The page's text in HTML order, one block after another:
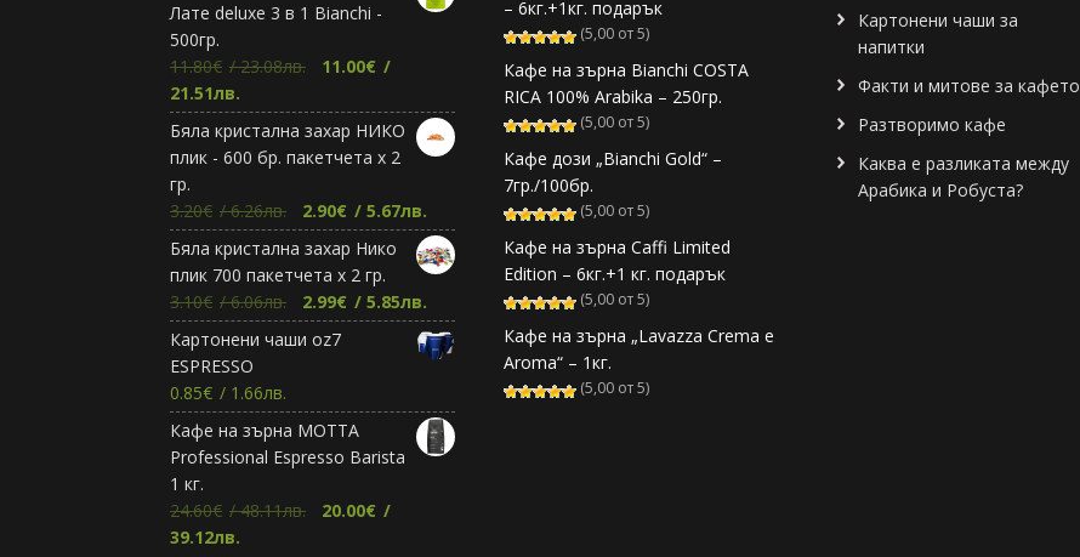
Лате deluxe 3 в 1 Bianchi -
500гр.
11.80€ / 23.08лв.
Original
was:
11.80€.
11.00€ /
21.51лв.
цена
е:
11.00€.
Бяла кристална захар НИКО
плик - 600 бр. пакетчета х 2
гр.
3.20€ / 6.26лв.
Original
price
was:
3.20€.
2.90€ / 5.67лв.Текущата
цена
е:
Бяла кристална захар Нико
плик 700 пакетчета х 2 гр.
3.10€ / 6.06лв.
Original
price
was:
2.99€ / 5.85лв.Текущата
цена
е:
Картонени чаши oz7
ESPRESSO
0.85€ / 1.66лв.
Кафе на зърна МОТТА
Professional Espresso Barista
1 кг.
24.60€ / 48.11лв.
Original
20.00€ /
39.12лв.
– 6кг.+1кг. подарък
(5,00 от 5)
Кафе на зърна Bianchi COSTA
RICA 100% Arabika – 250гр.
(5,00 от 5)
Кафе дози „Bianchi Gold“ –
7гр./100бр.
(5,00 от 5)
Кафе на зърна Caffi Limited
Edition – 6кг.+1 кг. подарък
(5,00 от 5)
Кафе на зърна „Lavazza Crema e
Aroma“ – 1кг.
(5,00 от 5)
Картонени чаши за
напитки
Факти и митове за кафето
Разтворимо кафе
Каква е разликата между
Арабика и Робуста?